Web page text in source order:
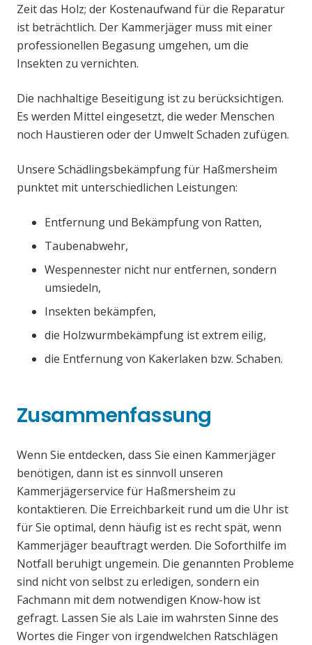
Zeit das Holz; der Kostenaufwand für die Reparatur
ist beträchtlich. Der Kammerjäger muss mit einer
professionellen Begasung umgehen, um die
Insekten zu vernichten.
Die nachhaltige Beseitigung ist zu berücksichtigen.
Es werden Mittel eingesetzt, die weder Menschen
noch Haustieren oder der Umwelt Schaden zufügen.
Unsere Schädlingsbekämpfung für Haßmersheim
punktet mit unterschiedlichen Leistungen:
Entfernung und Bekämpfung von Ratten,
Taubenabwehr,
Wespennester nicht nur entfernen, sondern
umsiedeln,
Insekten bekämpfen,
die Holzwurmbekämpfung ist extrem eilig,
die Entfernung von Kakerlaken bzw. Schaben.
Zusammenfassung
Wenn Sie entdecken, dass Sie einen Kammerjäger
benötigen, dann ist es sinnvoll unseren
Kammerjägerservice für Haßmersheim zu
kontaktieren. Die Erreichbarkeit rund um die Uhr ist
für Sie optimal, denn häufig ist es recht spät, wenn
Kammerjäger beauftragt werden. Die Soforthilfe im
Notfall beruhigt ungemein. Die genannten Probleme
sind nicht von selbst zu erledigen, sondern ein
Fachmann mit dem notwendigen Know-how ist
gefragt. Lassen Sie als Laie im wahrsten Sinne des
Wortes die Finger von irgendwelchen Ratschlägen